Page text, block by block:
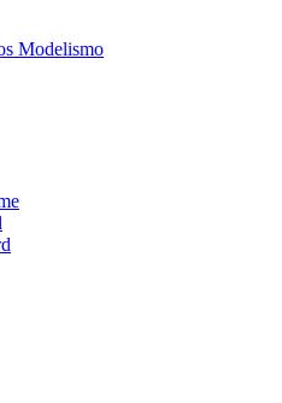
Modelismo